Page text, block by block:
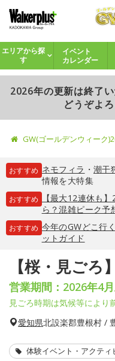
エリアから探
す
イベント
カレンダー
2026年の更新は終了
どうぞよ
GW(ゴールデンウィーク
おすすめ ネモフィラ ・ 潮干
情報を大特集
おすすめ
【最大12連休も
ら？混雑ピーク予
おすすめ 今年のGWどこ行
ットガイド
【桜・見ごろ
営業期間：2026年4
見ごろ時期は気候等により
愛知県北設楽郡豊根村 /
体験イベント・アクティ